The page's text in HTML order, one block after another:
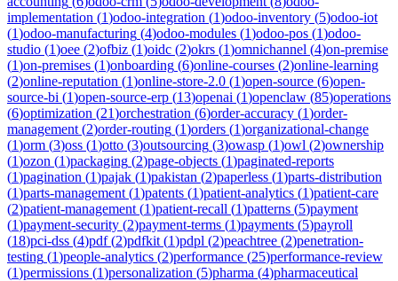
implementation (1)odoo-integration (1)odoo-inventory (5)odoo-iot
(1)odoo-manufacturing (4)odoo-modules (1)odoo-pos (1)odoo-
studio (1)oee (2)ofbiz (1)oidc (2)okrs (1)omnichannel (4)on-premise
(1)on-premises (1)onboarding (6)online-courses (2)online-learning
(2)online-reputation (1)online-store-2.0 (1)open-source (6)open-
source-bi (1)open-source-erp (13)openai (1)openclaw (85)operations
(6)optimization (21)orchestration (6)order-accuracy (1)order-
management (2)order-routing (1)orders (1)organizational-change
(1)orm (3)oss (1)otto (3)outsourcing (3)owasp (1)owl (2)ownership
(1)ozon (1)packaging (2)page-objects (1)paginated-reports
(1)pagination (1)pajak (1)pakistan (2)paperless (1)parts-distribution
(1)parts-management (1)patents (1)patient-analytics (1)patient-care
(2)patient-management (1)patient-recall (1)patterns (5)payment
(1)payment-security (2)payment-terms (1)payments (5)payroll
(18)pci-dss (4)pdf(2)pdfkit (1)pdpl (2)peachtree (2)penetration-
testing (1)people-analytics (2)performance (25)performance-review
(1)permissions (1)personalization (5)pharma (4)pharmaceutical